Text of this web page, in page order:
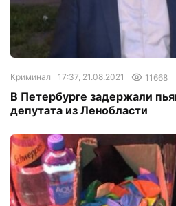
Криминал 17:37, 21.08.2021 11668
В Петербурге задержали
депутата из Ленобласти